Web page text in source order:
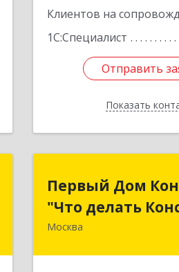
Клиентов на
1С:Специалист
Отправить
Показать
Отправить
Назад
Первый Дом
"Что делать
Москва
Первый Дом
"Что
127083, Москва г,